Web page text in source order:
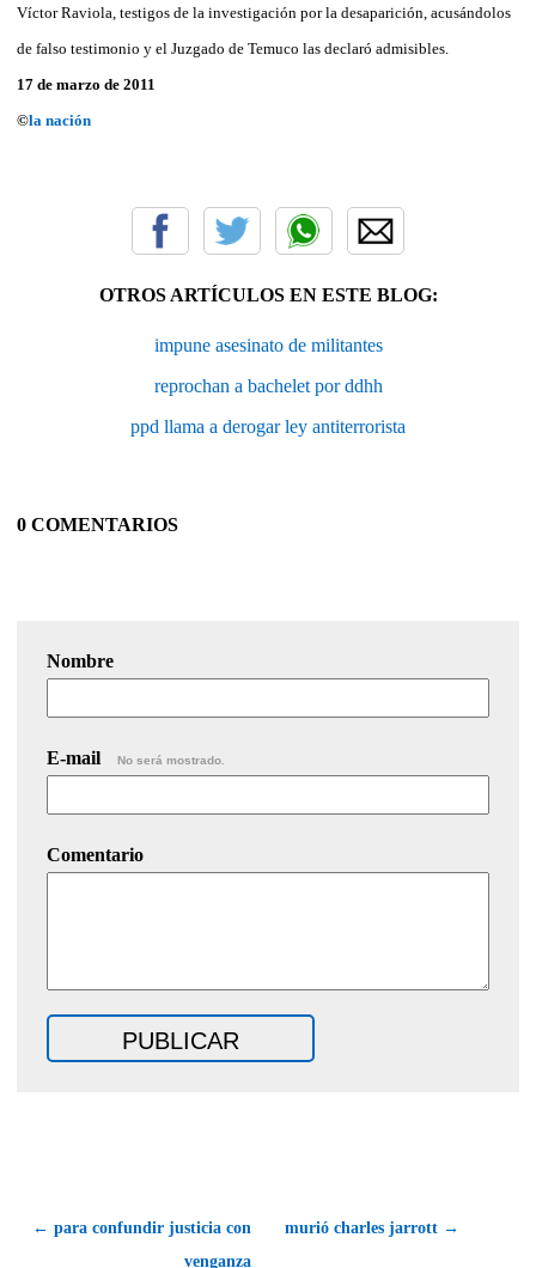
Víctor Raviola, testigos de la investigación por la desaparición, acusándolos
de falso testimonio y el Juzgado de Temuco las declaró admisibles.
17 de marzo de 2011
©la nación
OTROS ARTÍCULOS EN ESTE BLOG:
impune asesinato de militantes
reprochan a bachelet por ddhh
ppd llama a derogar ley antiterrorista
0 COMENTARIOS
Nombre
E-mail No será mostrado.
Comentario
← para confundir justicia con
venganza
murió charles jarrott →